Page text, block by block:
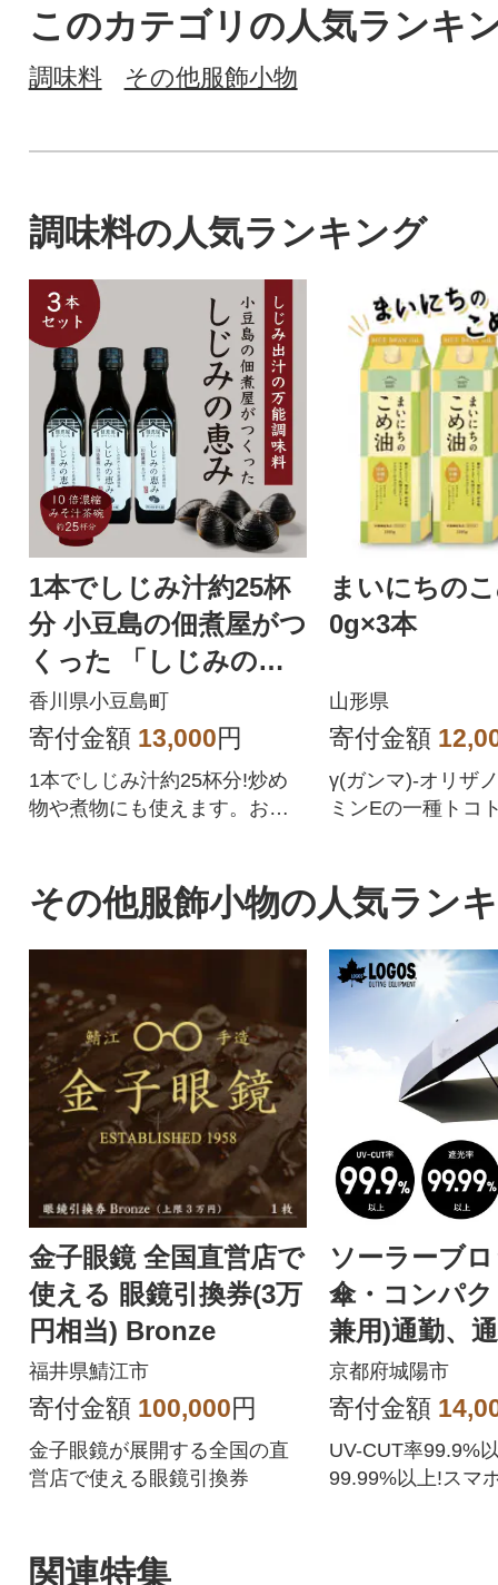
このカテゴリの人気ランキ
調味料 その他服飾小物
調味料の人気ランキング
1本でしじみ汁約25杯
分 小豆島の佃煮屋がつ
くった 「しじみの恵
み」3本
香川県小豆島町
寄付金額 13,000円
1本でしじみ汁約25杯分!炒め
物や煮物にも使えます。お手
まいにちの
0g×3本
山形県
寄付金額
γ(ガンマ)-オリザ
ミンEの一種トコ
その他服飾小物の人気ラン
金子眼鏡 全国直営店で
使える 眼鏡引換券(3万
円相当) Bronze
福井県鯖江市
寄付金額 100,000円
金子眼鏡が展開する全国の直
営店で使える眼鏡引換券
ソーラーブ
傘・コンパ
兼用)通勤、
えるアウト
81336745
京都府城陽市
寄付金額
UV-CUT率99.9%
99.99%以上!スマ
関連特集